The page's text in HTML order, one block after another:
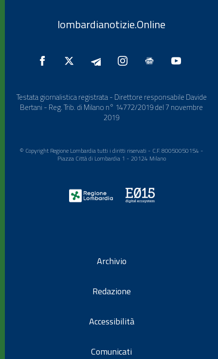
lombardianotizie.Online
Testata giornalistica registrata - Direttore responsabile Davide
Bertani - Reg. Trib. di Milano n° 14772/2019 del 7 novembre
2019
© Copyright Regione Lombardia tutti i diritti riservati - C.F. 80050050154 -
Piazza Città di Lombardia 1 - 20124 Milano
Archivio
Redazione
Accessibilità
Comunicati